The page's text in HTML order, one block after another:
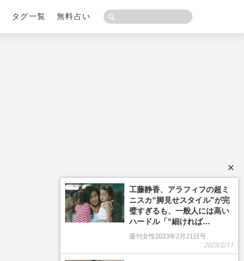
タグ一覧 無料占い
×
工藤静香、アラフィフの超ミ
ニスカ“脚見せスタイル”が完
璧すぎるも、一般人には高い
ハードル「“細ければ…
週刊女性2023年2月21日号
2023/2/11